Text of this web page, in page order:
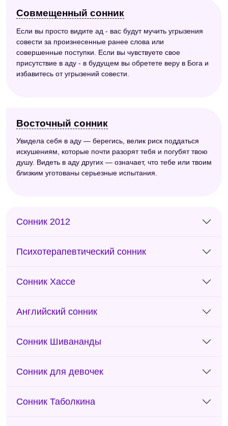
Совмещенный сонник
Если вы просто видите ад - вас будут мучить угрызения
совести за произнесенные ранее слова или
совершенные поступки. Если вы чувствуете свое
присутствие в аду - в будущем вы обретете веру в Бога и
избавитесь от угрызений совести.
Восточный сонник
Увидела себя в аду — берегись, велик риск поддаться
искушениям, которые почти разорят тебя и погубят твою
душу. Видеть в аду других — означает, что тебе или твоим
близким уготованы серьезные испытания.
Сонник 2012
Психотерапевтический сонник
Сонник Хассе
Английский сонник
Сонник Шивананды
Сонник для девочек
Сонник Таболкина